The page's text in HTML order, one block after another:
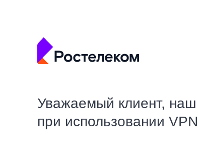
Уважаемый клиент, наш
при использовании